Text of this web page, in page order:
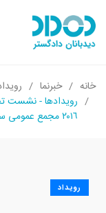
خانه خبرنما
رویدادها - نشست
٢٠١٦ مجمع عمومی سازمان ملل متحد
رویداد